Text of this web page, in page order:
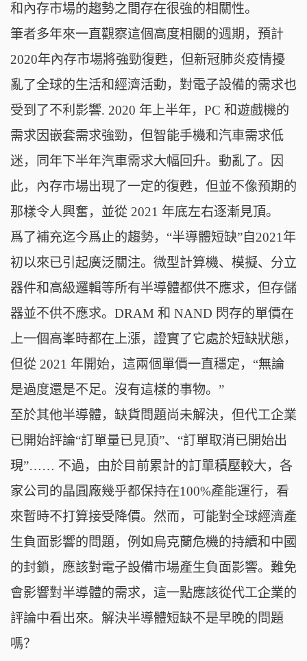
和內存市場的趨勢之間存在很強的相關性。
筆者多年來一直觀察這個高度相關的週期，預計
2020年內存市場將強勁復甦，但新冠肺炎疫情擾
亂了全球的生活和經濟活動，對電子設備的需求也
受到了不利影響. 2020 年上半年，PC 和遊戲機的
需求因嵌套需求強勁，但智能手機和汽車需求低
迷，同年下半年汽車需求大幅回升。動亂了。因
此，內存市場出現了一定的復甦，但並不像預期的
那樣令人興奮，並從 2021 年底左右逐漸見頂。
爲了補充迄今爲止的趨勢，“半導體短缺”自2021年
初以來已引起廣泛關注。微型計算機、模擬、分立
器件和高級邏輯等所有半導體都供不應求，但存儲
器並不供不應求。DRAM 和 NAND 閃存的單價在
上一個高峯時都在上漲，證實了它處於短缺狀態，
但從 2021 年開始，這兩個單價一直穩定，“無論
是過度還是不足。沒有這樣的事物。”
至於其他半導體，缺貨問題尚未解決，但代工企業
已開始評論“訂單量已見頂”、“訂單取消已開始出
現”…… 不過，由於目前累計的訂單積壓較大，各
家公司的晶圓廠幾乎都保持在100%產能運行，看
來暫時不打算接受降價。然而，可能對全球經濟產
生負面影響的問題，例如烏克蘭危機的持續和中國
的封鎖，應該對電子設備市場產生負面影響。難免
會影響對半導體的需求，這一點應該從代工企業的
評論中看出來。解決半導體短缺不是早晚的問題
嗎？